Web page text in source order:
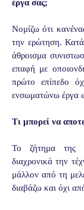
έργα σας;
Νομίζω ότι
την ερώτηση.
άθροισμα
επαφή με
πρώτο επίπεδο
ενσωματώνω έργα
Τι μπορεί να
Το ζήτημα της
διαχρονικά την
μάλλον από τη
διαβάζω και όχι